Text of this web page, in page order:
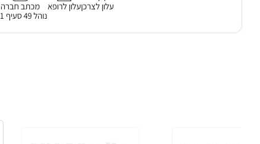
עלון לצרכןעלון לרופא
מכתב חברה
נוהל 49 סעיף 3.1